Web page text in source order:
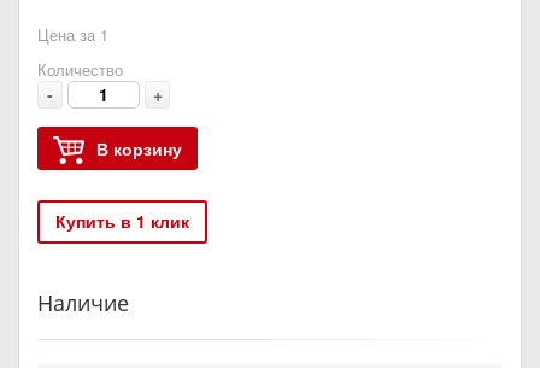
Цена за 1
Количество
- +
В корзину
Купить в 1 клик
Наличие